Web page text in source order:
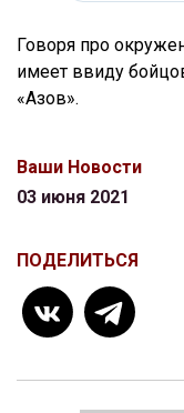
Говоря про
имеет ввиду
«Азов».
Ваши Новости
03 июня 2021
ПОДЕЛИТЬСЯ